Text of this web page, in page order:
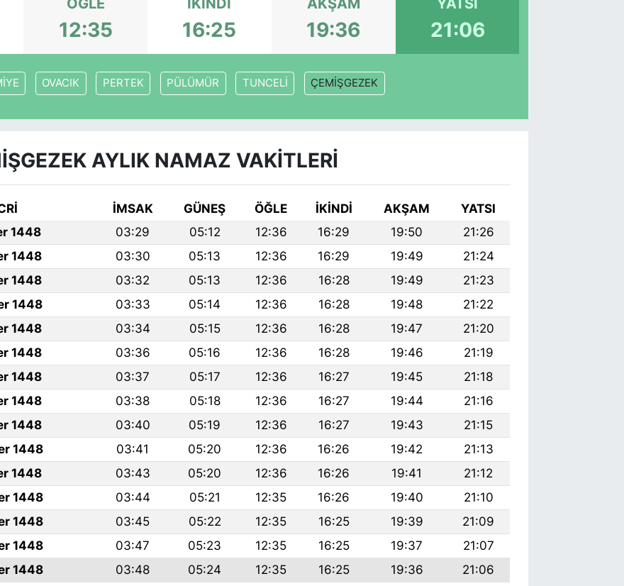
ÖĞLE
12:35
İKINDI
16:25
AKŞAM
19:36
YATSI
21:06
OVACIK PERTEK PÜLÜMÜR TUNCELİ ÇEMİŞGEZEK
AYLIK NAMAZ VAKITLERI
İMSAK GÜNEŞ ÖĞLE İKINDI AKŞAM
YATSI
1448 03:29 05:12 12:36 16:29 19:50
21:26
1448 03:30 05:13 12:36 16:29 19:49
21:24
1448 03:32 05:13 12:36 16:28 19:49
21:23
1448 03:33 05:14 12:36 16:28 19:48
21:22
1448 03:34 05:15 12:36 16:28 19:47
21:20
1448 03:36 05:16 12:36 16:28 19:46
21:19
1448 03:37 05:17 12:36 16:27 19:45
21:18
1448 03:38 05:18 12:36 16:27 19:44
21:16
1448 03:40 05:19 12:36 16:27 19:43
21:15
1448 03:41 05:20 12:36 16:26 19:42
21:13
1448 03:43 05:20 12:36 16:26 19:41
21:12
1448 03:44 05:21 12:35 16:26 19:40
21:10
1448 03:45 05:22 12:35 16:25 19:39
21:09
1448 03:47 05:23 12:35 16:25 19:37
21:07
1448 03:48 05:24 12:35 16:25 19:36
21:06